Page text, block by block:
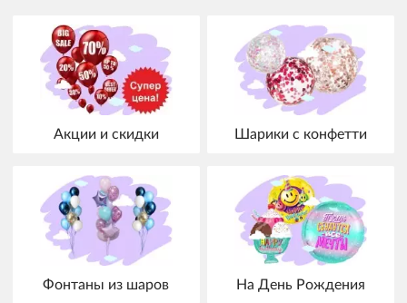
Акции и скидки Шарики с конфетти
Фонтаны из шаров На День Рождения